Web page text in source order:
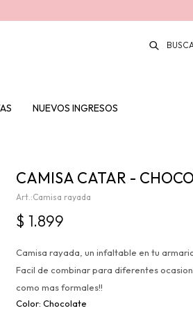
NUEVOS INGRESOS
CAMISA CATAR -
Camisa rayada
$ 1.899
Camisa rayada, un infaltable en tu
Facil de combinar para diferentes
como mas formales!!
Chocolate